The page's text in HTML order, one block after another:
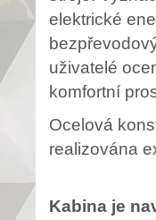
elektrické
uživatelé
komfortní
Ocelová
realizována
Kabina je